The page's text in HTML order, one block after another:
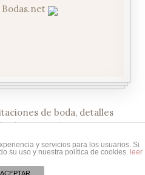
de boda, detalles
DIY, packaging, costura,
para tus proyectos DIY!
Rights Reserved.
y servicios para los usuarios. Si
su uso y nuestra política de cookies. leer
ACEPTAR
con nuestro diseño: Código:
Descartar